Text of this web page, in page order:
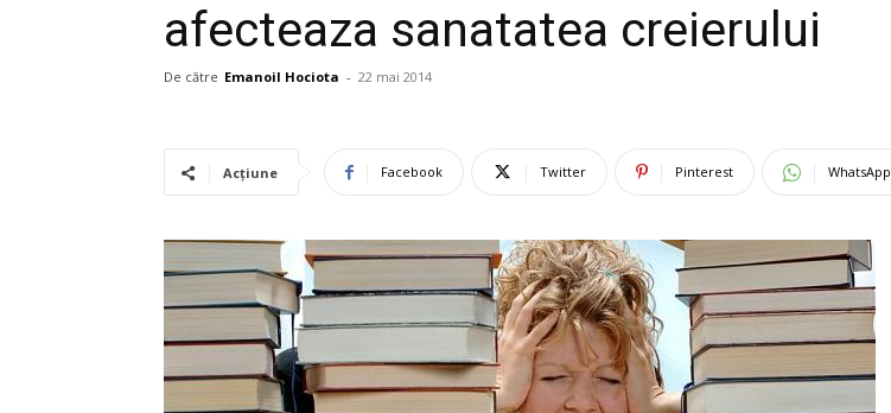
afecteaza sanatatea creierului
De către Emanoil Hociota - 22 mai 2014
Acțiune Facebook Twitter Pinterest WhatsApp